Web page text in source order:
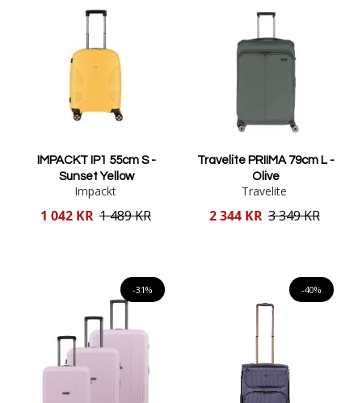
IMPACKT IP1 55cm S -
Sunset Yellow
Impackt
Reducerat
1 042 KR 1 489 KR
Travelite PRIIMA 79cm L -
Olive
Travelite
Reducerat
2 344 KR 3 349 KR
-31% -40%